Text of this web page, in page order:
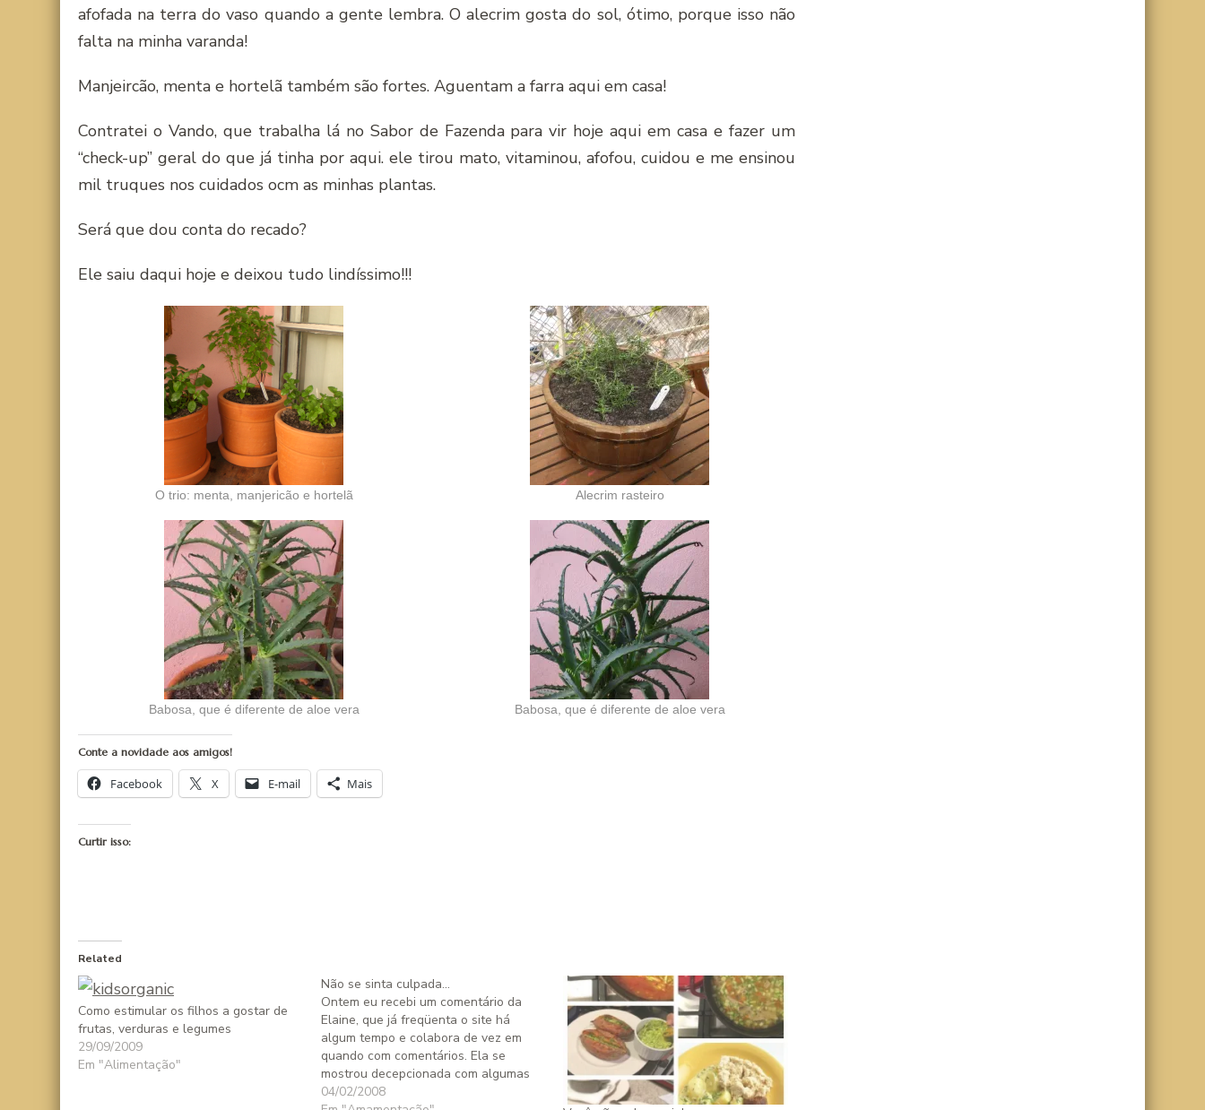
afofada na terra do vaso quando a gente lembra. O alecrim gosta do sol, ótimo, porque isso não
falta na minha varanda!
Manjeircão, menta e hortelã também são fortes. Aguentam a farra aqui em casa!
Contratei o Vando, que trabalha lá no Sabor de Fazenda para vir hoje aqui em casa e fazer um
“check-up” geral do que já tinha por aqui. ele tirou mato, vitaminou, afofou, cuidou e me ensinou
mil truques nos cuidados ocm as minhas plantas.
Será que dou conta do recado?
Ele saiu daqui hoje e deixou tudo lindíssimo!!!
O trio: menta, manjericão e hortelã Alecrim rasteiro
Babosa, que é diferente de aloe vera Babosa, que é diferente de aloe vera
Conte a novidade aos amigos!
Facebook X E-mail Mais
Curtir isso:
Related
Como estimular os filhos a gostar de
frutas, verduras e legumes
29/09/2009
Em "Alimentação"
Não se sinta culpada…
Ontem eu recebi um comentário da
Elaine, que já freqüenta o site há
algum tempo e colabora de vez em
quando com comentários. Ela se
mostrou decepcionada com algumas
das minhas colocações e opiniões. Eu
04/02/2008